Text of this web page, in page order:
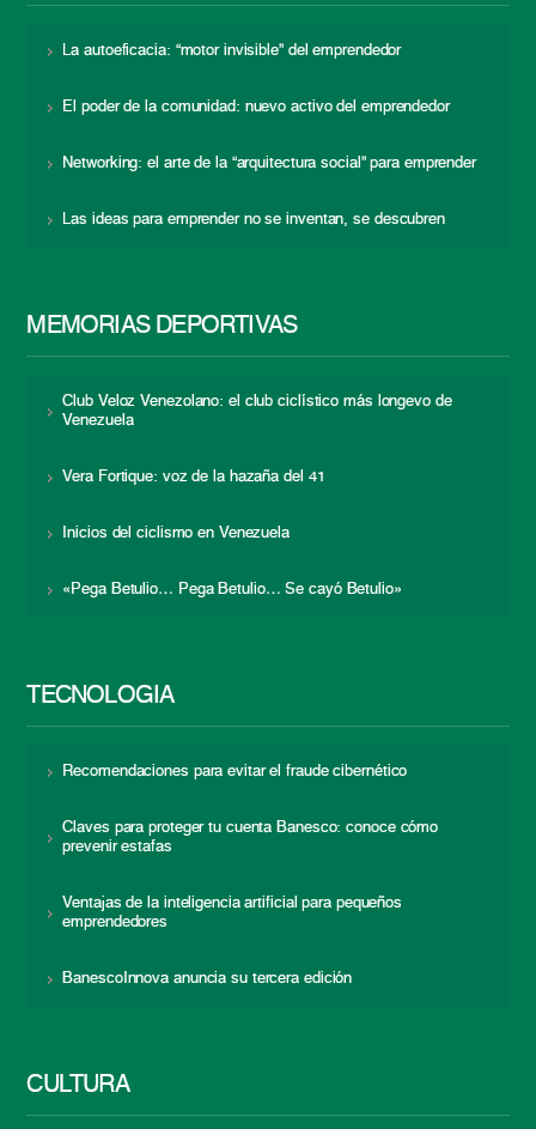
La autoeficacia: “motor invisible” del emprendedor
El poder de la comunidad: nuevo activo del emprendedor
Networking: el arte de la “arquitectura social” para emprender
Las ideas para emprender no se inventan, se descubren
MEMORIAS DEPORTIVAS
Club Veloz Venezolano: el club ciclístico más longevo de
Venezuela
Vera Fortique: voz de la hazaña del 41
Inicios del ciclismo en Venezuela
«Pega Betulio… Pega Betulio… Se cayó Betulio»
TECNOLOGÍA
Recomendaciones para evitar el fraude cibernético
Claves para proteger tu cuenta Banesco: conoce cómo
prevenir estafas
Ventajas de la inteligencia artificial para pequeños
emprendedores
BanescoInnova anuncia su tercera edición
CULTURA